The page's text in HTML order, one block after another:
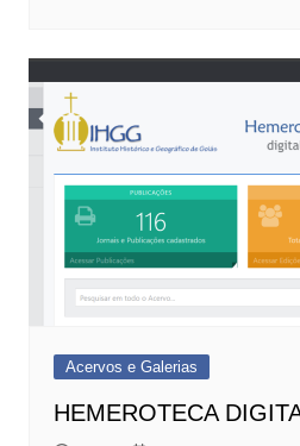
Acervos e Galerias
HEMEROTECA